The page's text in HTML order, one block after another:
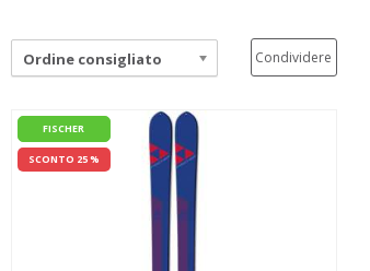
Ordine consigliato Condividere
FISCHER
SCONTO 25 %